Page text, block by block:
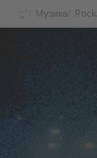
Музика Rock